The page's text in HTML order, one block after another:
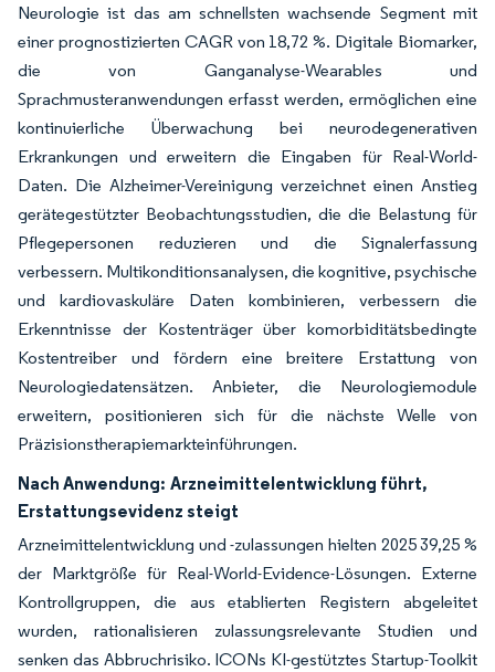
Neurologie ist das am schnellsten wachsende Segment mit
einer prognostizierten CAGR von 18,72 %. Digitale Biomarker,
die von Ganganalyse-Wearables und
Sprachmusteranwendungen erfasst werden, ermöglichen eine
kontinuierliche Überwachung bei neurodegenerativen
Erkrankungen und erweitern die Eingaben für Real-World-
Daten. Die Alzheimer-Vereinigung verzeichnet einen Anstieg
gerätegestützter Beobachtungsstudien, die die Belastung für
Pflegepersonen reduzieren und die Signalerfassung
verbessern. Multikonditionsanalysen, die kognitive, psychische
und kardiovaskuläre Daten kombinieren, verbessern die
Erkenntnisse der Kostenträger über komorbiditätsbedingte
Kostentreiber und fördern eine breitere Erstattung von
Neurologiedatensätzen. Anbieter, die Neurologiemodule
erweitern, positionieren sich für die nächste Welle von
Präzisionstherapiemarkteinführungen.
Nach Anwendung: Arzneimittelentwicklung führt,
Erstattungsevidenz steigt
Arzneimittelentwicklung und -zulassungen hielten 2025 39,25 %
der Marktgröße für Real-World-Evidence-Lösungen. Externe
Kontrollgruppen, die aus etablierten Registern abgeleitet
wurden, rationalisieren zulassungsrelevante Studien und
senken das Abbruchrisiko. ICONs KI-gestütztes Startup-Toolkit